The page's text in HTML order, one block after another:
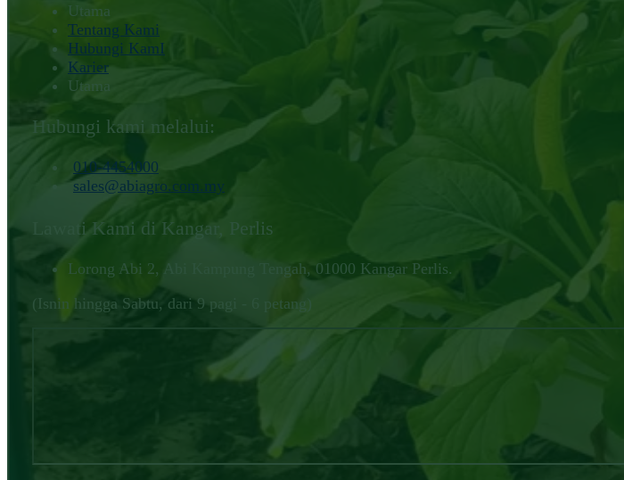
Utama
Tentang Kami
Hubungi KamI
Karier
Utama
Hubungi kami melalui:
010-4454000‬
sales@abiagro.com.my
Lawati Kami di Kangar, Perlis
Lorong Abi 2, Abi Kampung Tengah, 01000 Kangar Perlis.
(Isnin hingga Sabtu, dari 9 pagi - 6 petang)